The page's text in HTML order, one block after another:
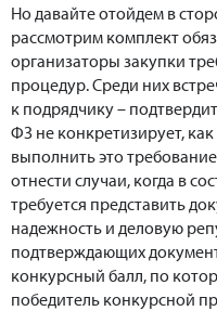
Но давайте отойдем в
рассмотрим комплект
организаторы закупки
процедур. Среди них
к подрядчику –
ФЗ не конкретизирует,
выполнить это
отнести случаи, когда в
требуется представить
надежность и деловую
подтверждающих
конкурсный балл, по
победитель конкурсной